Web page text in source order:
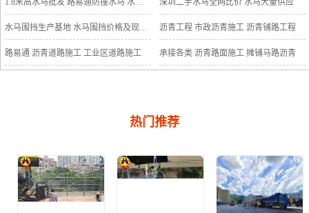
沥青工程 市政沥青施工 沥青铺路工程
路易通 沥青道路施工 工业区道路施工 承接各类 沥青路面施工 摊铺马路沥青
热门推荐